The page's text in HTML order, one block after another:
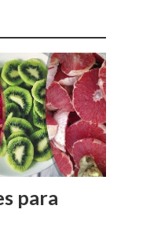
para